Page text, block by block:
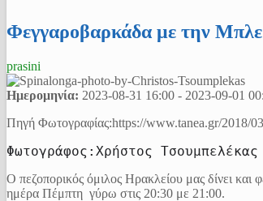
Φεγγαροβαρκάδα με την
prasini
Ημερομηνία: 2023-08-31 16:00 - 2023-09-01
Πηγή Φωτογραφίας:https://www.tanea.gr/2018/
Φωτογράφος: Χρήστος Τσουμπελέκας
Ο πεζοπορικός όμιλος Ηρακλείου μας δίνει
ημέρα Πέμπτη γύρω στις 20:30 με 21:00.